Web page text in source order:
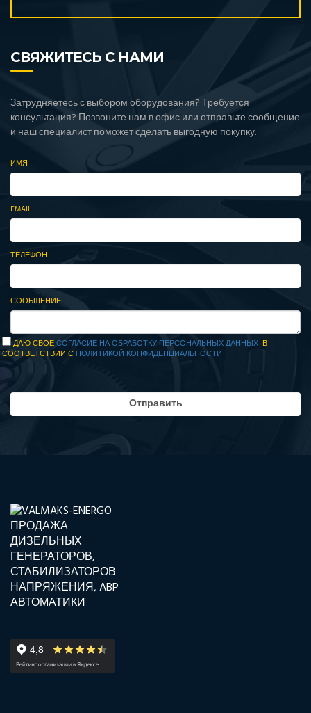
СВЯЖИТЕСЬ С НАМИ
Затрудняетесь с выбором оборудования? Требуется
консультация? Позвоните нам в офис или отправьте сообщение
и наш специалист поможет сделать выгодную покупку.
ИМЯ
EMAIL
ТЕЛЕФОН
СООБЩЕНИЕ
ДАЮ СВОЕСОГЛАСИЕ НА ОБРАБОТКУ ПЕРСОНАЛЬНЫХ ДАННЫХ В
СООТВЕТСТВИИ С ПОЛИТИКОЙ КОНФИДЕНЦИАЛЬНОСТИ